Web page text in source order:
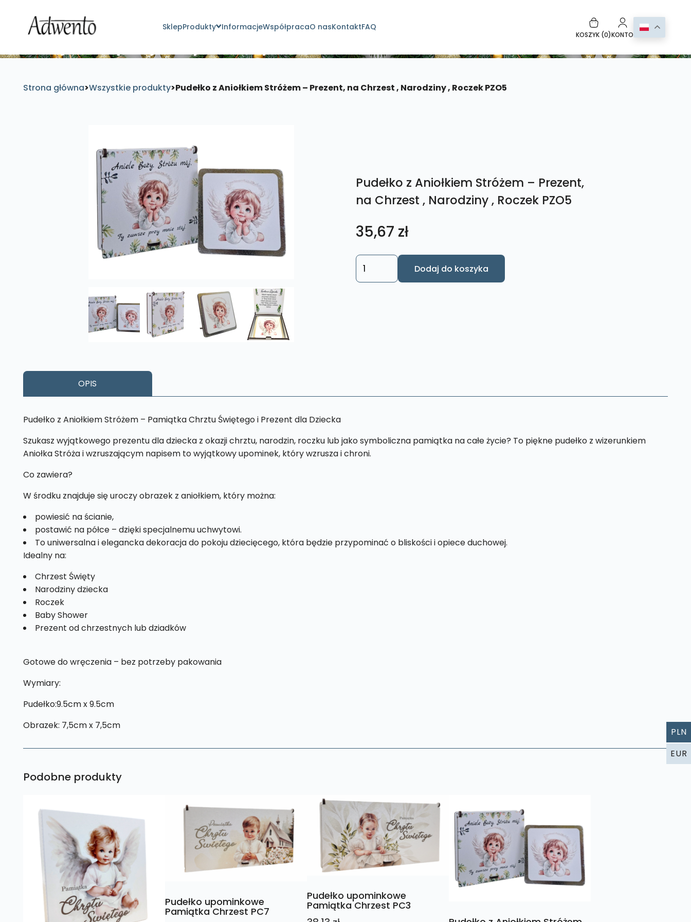
SklepProdukty InformacjeWspółpracaO nasKontaktFAQ
KOSZYK (0)KONTO
Strona główna>Wszystkie produkty>Pudełko z Aniołkiem Stróżem – Prezent, na Chrzest , Narodziny , Roczek PZO5
Pudełko z Aniołkiem Stróżem – Prezent,
na Chrzest , Narodziny , Roczek PZO5
35,67 zł
ilość
Pudełko
Narodziny
PZO5
Dodaj do koszyka
OPIS
Pudełko z Aniołkiem Stróżem – Pamiątka Chrztu Świętego i Prezent dla Dziecka
Szukasz wyjątkowego prezentu dla dziecka z okazji chrztu, narodzin, roczku lub jako symboliczna pamiątka na całe życie? To piękne pudełko z wizerunkiem
Aniołka Stróża i wzruszającym napisem to wyjątkowy upominek, który wzrusza i chroni.
Co zawiera?
W środku znajduje się uroczy obrazek z aniołkiem, który można:
powiesić na ścianie,
postawić na półce – dzięki specjalnemu uchwytowi.
To uniwersalna i elegancka dekoracja do pokoju dziecięcego, która będzie przypominać o bliskości i opiece duchowej.
Idealny na:
Chrzest Święty
Narodziny dziecka
Roczek
Baby Shower
Prezent od chrzestnych lub dziadków
Gotowe do wręczenia – bez potrzeby pakowania
Wymiary:
Pudełko:9.5cm x 9.5cm
Obrazek: 7,5cm x 7,5cm
Podobne produkty
Pudełko upominkowe
Pamiątka Chrzest PC7
Pudełko upominkowe
Pamiątka Chrzest PC3
PLN
EUR